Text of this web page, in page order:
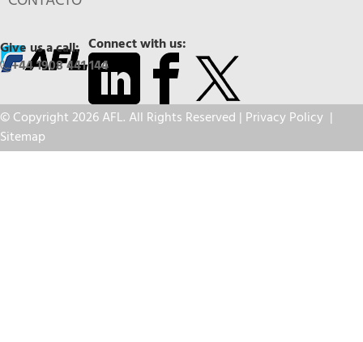
Connect with us:
Give us a call:
+44 1908 441 144
© Copyright 2026 AFL. All Rights Reserved | Privacy Policy |
Sitemap